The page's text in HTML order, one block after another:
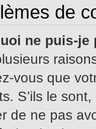
de
ne puis-je
vous que
S’ils le
de ne pas